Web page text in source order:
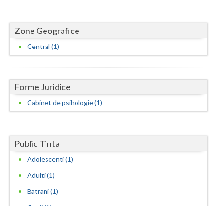
Iasi
Ilfov
Mehedinti
Mures
Salaj
Zone Geografice
Central (1)
Forme Juridice
Cabinet de psihologie (1)
Public Tinta
Adolescenti (1)
Adulti (1)
Batrani (1)